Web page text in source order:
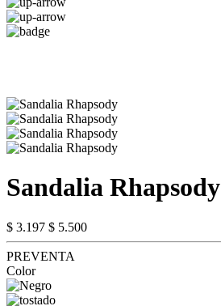
Sandalia Rhapsody
$ 3.197 $ 5.500
PREVENTA
Color